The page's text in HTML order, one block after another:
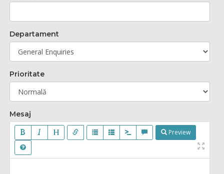
Departament
Prioritate
Mesaj
Preview